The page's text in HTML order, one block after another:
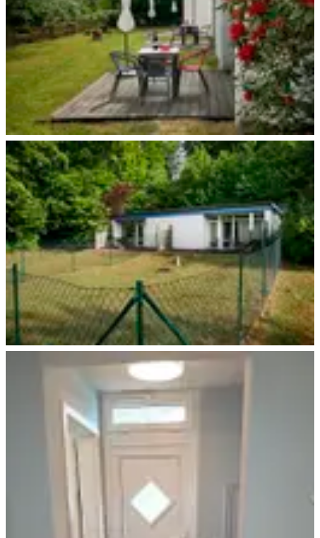
Ferienwohnung Terrasse
Ferienwohnung mit Hund